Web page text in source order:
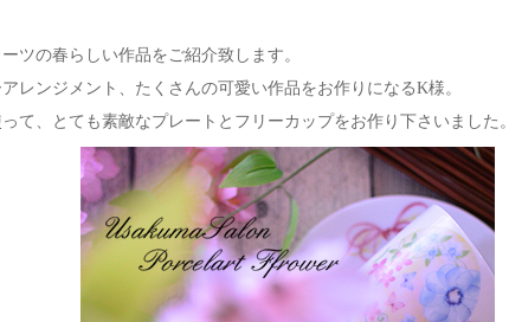
ツの春らしい作品をご紹介致します。
レンジメント、たくさんの可愛い作品をお作りになるK様。
て、とても素敵なプレートとフリーカップをお作り下さいました。